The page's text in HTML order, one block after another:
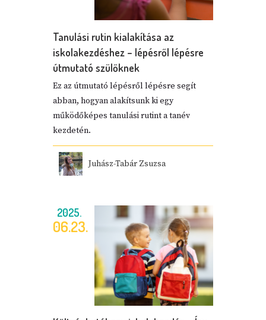
Tanulási rutin kialakítása az
iskolakezdéshez – lépésről lépésre
útmutató szülőknek
Ez az útmutató lépésről lépésre segít
abban, hogyan alakítsunk ki egy
működőképes tanulási rutint a tanév
kezdetén.
Juhász-Tabár Zsuzsa
2025.
06.23.